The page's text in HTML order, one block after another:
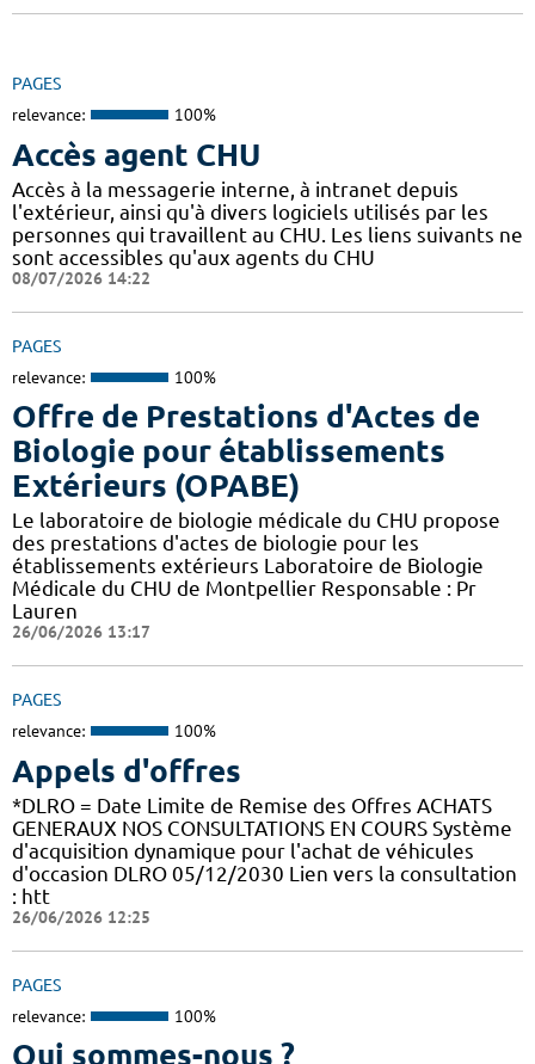
PAGES
relevance: 100%
Accès agent CHU
Accès à la messagerie interne, à intranet depuis
l'extérieur, ainsi qu'à divers logiciels utilisés par les
personnes qui travaillent au CHU. Les liens suivants ne
sont accessibles qu'aux agents du CHU
08/07/2026 14:22
PAGES
relevance: 100%
Offre de Prestations d'Actes de
Biologie pour établissements
Extérieurs (OPABE)
Le laboratoire de biologie médicale du CHU propose
des prestations d'actes de biologie pour les
établissements extérieurs Laboratoire de Biologie
Médicale du CHU de Montpellier Responsable : Pr
Lauren
26/06/2026 13:17
PAGES
relevance: 100%
Appels d'offres
*DLRO = Date Limite de Remise des Offres ACHATS
GENERAUX NOS CONSULTATIONS EN COURS Système
d'acquisition dynamique pour l'achat de véhicules
d'occasion DLRO 05/12/2030 Lien vers la consultation
: htt
26/06/2026 12:25
PAGES
relevance: 100%
Qui sommes-nous ?